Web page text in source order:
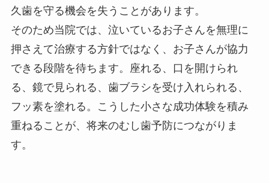
久歯を守る機会を失うことがあります。
そのため当院では、泣いているお子さんを無理に
押さえて治療する方針ではなく、お子さんが協力
できる段階を待ちます。座れる、口を開けられ
る、鏡で見られる、歯ブラシを受け入れられる、
フッ素を塗れる。こうした小さな成功体験を積み
重ねることが、将来のむし歯予防につながりま
す。